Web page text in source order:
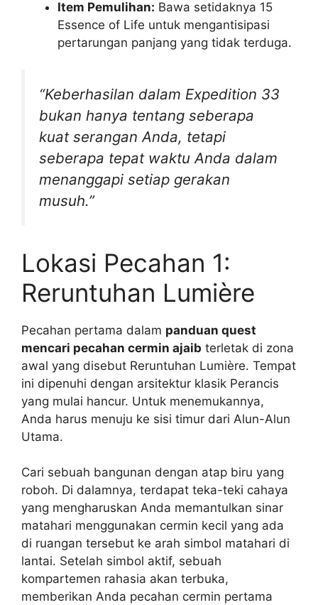
Item Pemulihan: Bawa setidaknya 15
Essence of Life untuk mengantisipasi
pertarungan panjang yang tidak terduga.
“Keberhasilan dalam Expedition 33
bukan hanya tentang seberapa
kuat serangan Anda, tetapi
seberapa tepat waktu Anda dalam
menanggapi setiap gerakan
musuh.”
Lokasi Pecahan 1:
Reruntuhan Lumière
Pecahan pertama dalam panduan quest
mencari pecahan cermin ajaib terletak di zona
awal yang disebut Reruntuhan Lumière. Tempat
ini dipenuhi dengan arsitektur klasik Perancis
yang mulai hancur. Untuk menemukannya,
Anda harus menuju ke sisi timur dari Alun-Alun
Utama.
Cari sebuah bangunan dengan atap biru yang
roboh. Di dalamnya, terdapat teka-teki cahaya
yang mengharuskan Anda memantulkan sinar
matahari menggunakan cermin kecil yang ada
di ruangan tersebut ke arah simbol matahari di
lantai. Setelah simbol aktif, sebuah
kompartemen rahasia akan terbuka,
memberikan Anda pecahan cermin pertama